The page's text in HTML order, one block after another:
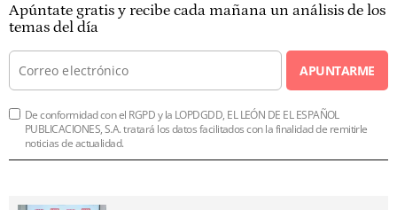
Apúntate gratis y recibe cada mañana un análisis de los
temas del día
APUNTARME
De conformidad con el RGPD y la LOPDGDD, EL LEÓN DE EL ESPAÑOL
PUBLICACIONES, S.A. tratará los datos facilitados con la finalidad de remitirle
noticias de actualidad.